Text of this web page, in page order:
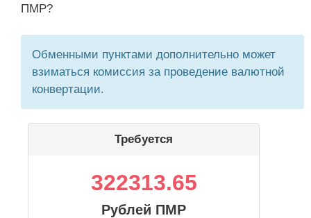
ПМР?
Обменными пунктами дополнительно может
взиматься комиссия за проведение валютной
конвертации.
Требуется
322313.65
Рублей ПМР